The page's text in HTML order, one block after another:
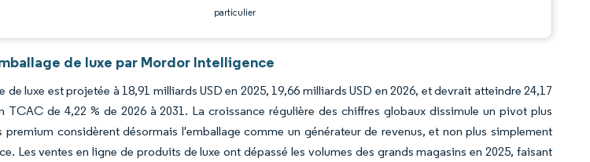
particulier
de luxe par Mordor Intelligence
de luxe est projetée à 18,91 milliards USD en 2025, 19,66 milliards USD en 2026, et devrait atteindre 24,17
TCAC de 4,22 % de 2026 à 2031. La croissance régulière des chiffres globaux dissimule un pivot plus
premium considèrent désormais l'emballage comme un générateur de revenus, et non plus simplement
Les ventes en ligne de produits de luxe ont dépassé les volumes des grands magasins en 2025, faisant